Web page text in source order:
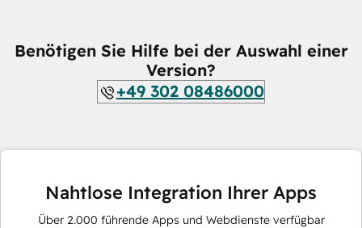
Benötigen Sie Hilfe bei der Auswahl einer
Version?
+49 302 08486000
Nahtlose Integration Ihrer Apps
Über 2.000 führende Apps und Webdienste verfügbar